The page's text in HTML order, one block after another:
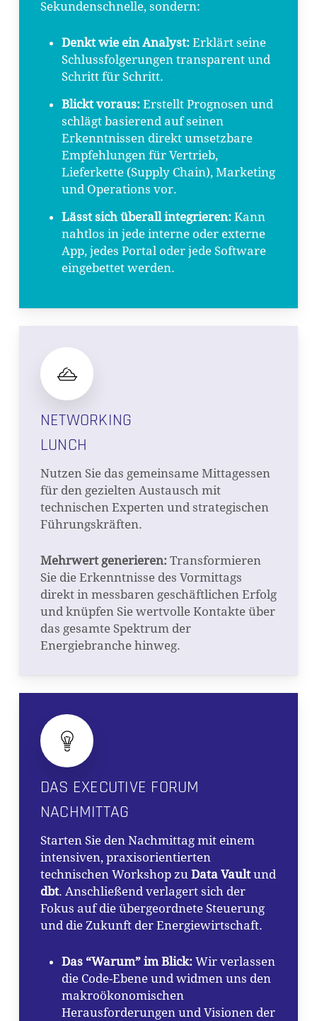
NO PRODUCTS IN THE CART.
GO TO SHOP
Sekundenschnelle, sondern:
Denkt wie ein Analyst: Erklärt seine
Schlussfolgerungen transparent und
Schritt für Schritt.
Blickt voraus: Erstellt Prognosen und
schlägt basierend auf seinen
Erkenntnissen direkt umsetzbare
Empfehlungen für Vertrieb,
Lieferkette (Supply Chain), Marketing
und Operations vor.
Lässt sich überall integrieren: Kann
nahtlos in jede interne oder externe
App, jedes Portal oder jede Software
eingebettet werden.
NETWORKING
LUNCH
Nutzen Sie das gemeinsame Mittagessen
für den gezielten Austausch mit
technischen Experten und strategischen
Führungskräften.
Mehrwert generieren: Transformieren
Sie die Erkenntnisse des Vormittags
direkt in messbaren geschäftlichen Erfolg
und knüpfen Sie wertvolle Kontakte über
das gesamte Spektrum der
Energiebranche hinweg.
DAS EXECUTIVE FORUM
NACHMITTAG
Starten Sie den Nachmittag mit einem
intensiven, praxisorientierten
technischen Workshop zu Data Vaultund
dbt. Anschließend verlagert sich der
Fokus auf die übergeordnete Steuerung
und die Zukunft der Energiewirtschaft.
Das “Warum” im Blick: Wir verlassen
die Code-Ebene und widmen uns den
makroökonomischen
Herausforderungen und Visionen der